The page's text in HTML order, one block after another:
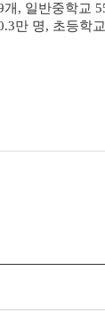
, 일반중학교
만 명, 초등학